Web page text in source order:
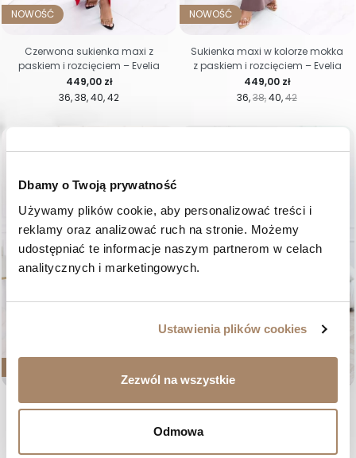
Dbamy o Twoją prywatność
Używamy plików cookie, aby personalizować treści i
reklamy oraz analizować ruch na stronie. Możemy
udostępniać te informacje naszym partnerom w celach
analitycznych i marketingowych.
Ustawienia plików cookies
Zezwól na wszystkie
Odmowa
NOWOŚĆ
36 38 40 42
Cena
449,00 zł
Czerwona sukienka maxi z
paskiem i rozcięciem – Evelia
NOWOŚĆ
36 38 40 42
Cena
449,00 zł
Sukienka maxi w kolorze mokka
z paskiem i rozcięciem – Evelia
36 38 40 42
Fuksjowa sukienka maxi z
36 38 40 42
Czekoladowa sukienka maxi na